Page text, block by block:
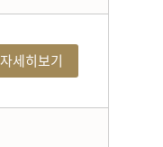
자세히보기